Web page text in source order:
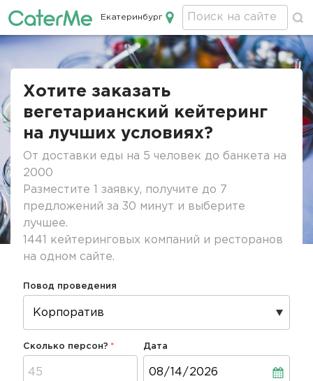
Кейтеринг в Екатеринбурге
Екатеринбург
Хотите заказать
вегетарианский кейтеринг
на лучших условиях?
От доставки еды на 5 человек до банкета на
2000
Разместите 1 заявку, получите до 7
предложений за 30 минут и выберите
лучшее.
1441 кейтеринговых компаний и ресторанов
на одном сайте.
Повод проведения
Сколько персон? Дата